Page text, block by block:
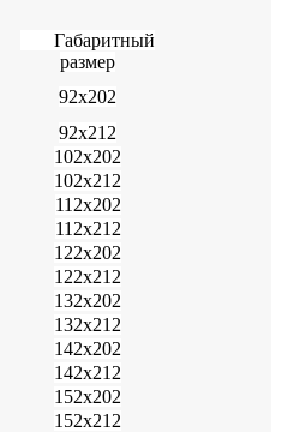
Габаритный
размер
92х202
92х212
102х202
102х212
112х202
112х212
122х202
122х212
132х202
132х212
142х202
142х212
152х202
152х212